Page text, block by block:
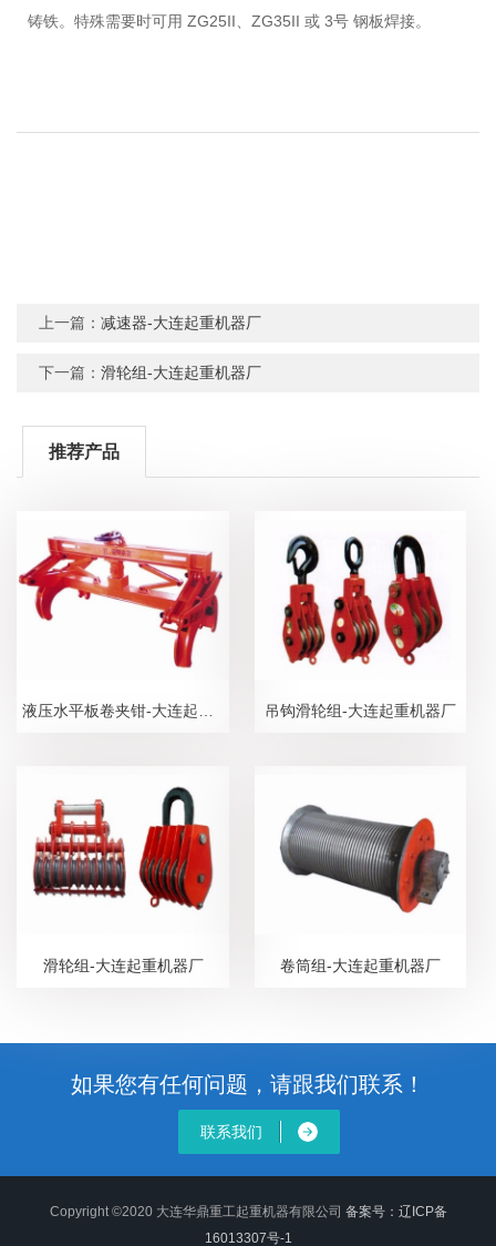
铸铁。特殊需要时可用 ZG25II、ZG35II 或 3号 钢板焊接。
上一篇：减速器-大连起重机器厂
下一篇：滑轮组-大连起重机器厂
推荐产品
吊钩滑轮组-大连起重机器厂
滑轮组-大连起重机器厂 卷筒组-大连起重机器厂
如果您有任何问题，请跟我们联系！
联系我们
Copyright ©2020 大连华鼎重工起重机器有限公司 备案号： 辽ICP备
16013307号-1